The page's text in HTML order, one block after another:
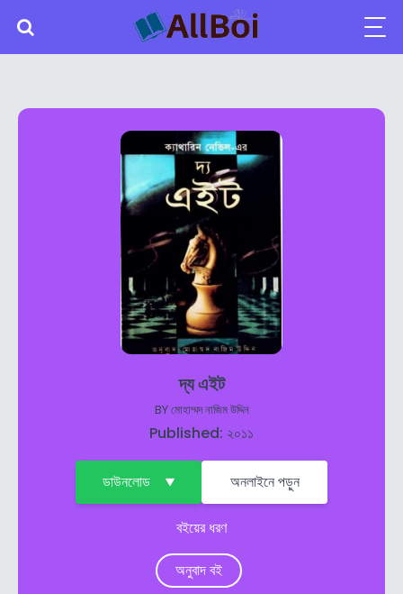
দ্য এইট
BYমোহাম্মদ নাজিম উদ্দিন
Published: ২০১১
ডাউনলোড অনলাইনে পড়ুন
বইয়ের ধরণ
অনুবাদ বই